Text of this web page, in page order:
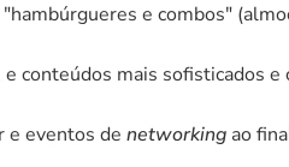
e combos"
conteúdos mais sofisticados e
e eventos de networking ao